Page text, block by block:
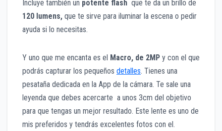
Incluye también un potente flash que te da un brillo de
120 lumens, que te sirve para iluminar la escena o pedir
ayuda si lo necesitas.
Y uno que me encanta es el Macro, de 2MP y con el que
podrás capturar los pequeños detalles. Tienes una
pesataña dedicada en la App de la cámara. Te sale una
leyenda que debes acercarte a unos 3cm del objetivo
para que tengas un mejor resultado. Este lente es uno de
mis preferidos y tendrás excelentes fotos con el.